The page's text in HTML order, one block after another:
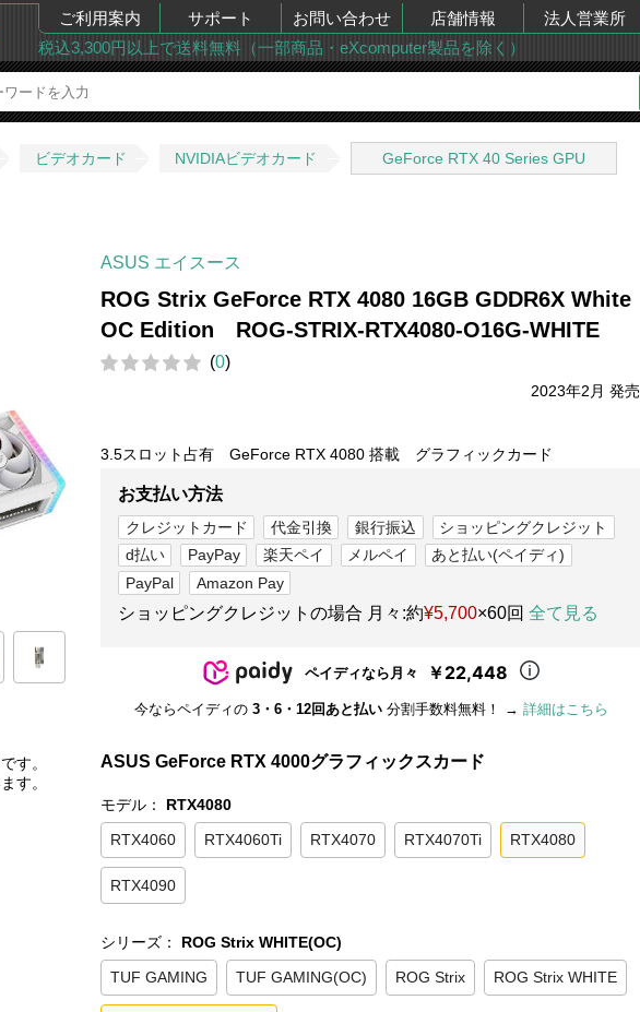
ご利用案内 サポート お問い合わせ 店舗情報 法人営業所
税込3,300円以上で送料無料（一部商品・eXcomputer製品を除く）
ビデオカード NVIDIAビデオカード GeForce RTX 40 Series GPU
す。
す。
ASUS エイスース
ROG Strix GeForce RTX 4080 16GB GDDR6X White
OC Edition ROG-STRIX-RTX4080-O16G-WHITE
(0)
2023年2月 発売
3.5スロット占有 GeForce RTX 4080 搭載 グラフィックカード
お支払い方法
クレジットカード 代金引換 銀行振込
ショッピングクレジット
d払い
PayPay 楽天ペイ メルペイ
あと払い(ペイディ)
PayPal
Amazon Pay
ショッピングクレジットの場合 月々:約¥5,700×60回 全て見る
ペイディなら月々 ￥22,448
今ならペイディの 3・6・12回あと払い 分割手数料無料！ → 詳細はこちら
ASUS GeForce RTX 4000グラフィックスカード
モデル： RTX4080
RTX4060 RTX4060Ti RTX4070 RTX4070Ti RTX4080
RTX4090
シリーズ： ROG Strix WHITE(OC)
TUF GAMING TUF GAMING(OC) ROG Strix ROG Strix WHITE